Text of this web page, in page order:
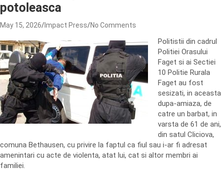
potoleasca
May 15, 2026 Impact Press No Comments
Politistii din cadrul
Politiei Orasului
Faget si ai Sectiei
10 Politie Rurala
Faget au fost
sesizati, in aceasta
dupa-amiaza, de
catre un barbat, in
varsta de 61 de ani,
din satul Cliciova,
comuna Bethausen, cu privire la faptul ca fiul sau i-ar fi adresat
amenintari cu acte de violenta, atat lui, cat si altor membri ai
familiei.